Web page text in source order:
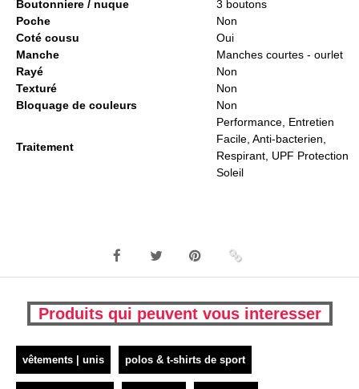
Boutonniere / nuque
3 boutons
Poche
Non
Coté cousu
Oui
Manche
Manches courtes - ourlet
Rayé
Non
Texturé
Non
Bloquage de couleurs
Non
Traitement
Performance, Entretien
Facile, Anti-bacterien,
Respirant, UPF Protection
Soleil
Produits qui peuvent vous interesser
vêtements | unis polos & t-shirts de sport